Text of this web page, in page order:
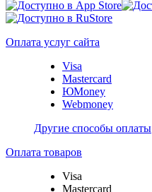
Оплата услуг сайта
Visa
Mastercard
ЮMoney
Webmoney
Другие способы оплаты
Оплата товаров
Visa
Mastercard